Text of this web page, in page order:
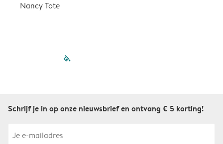
Nancy Tote
filled-pagination
Schrijf je in op onze nieuwsbrief en ontvang € 5 korting!